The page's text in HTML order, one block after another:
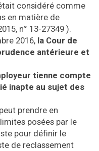
considéré comme
en matière de
n° 13-27349 ).
2016, la Cour de
antérieure et
tienne compte
inapte au sujet des
prendre en
posées par le
pour définir le
de reclassement